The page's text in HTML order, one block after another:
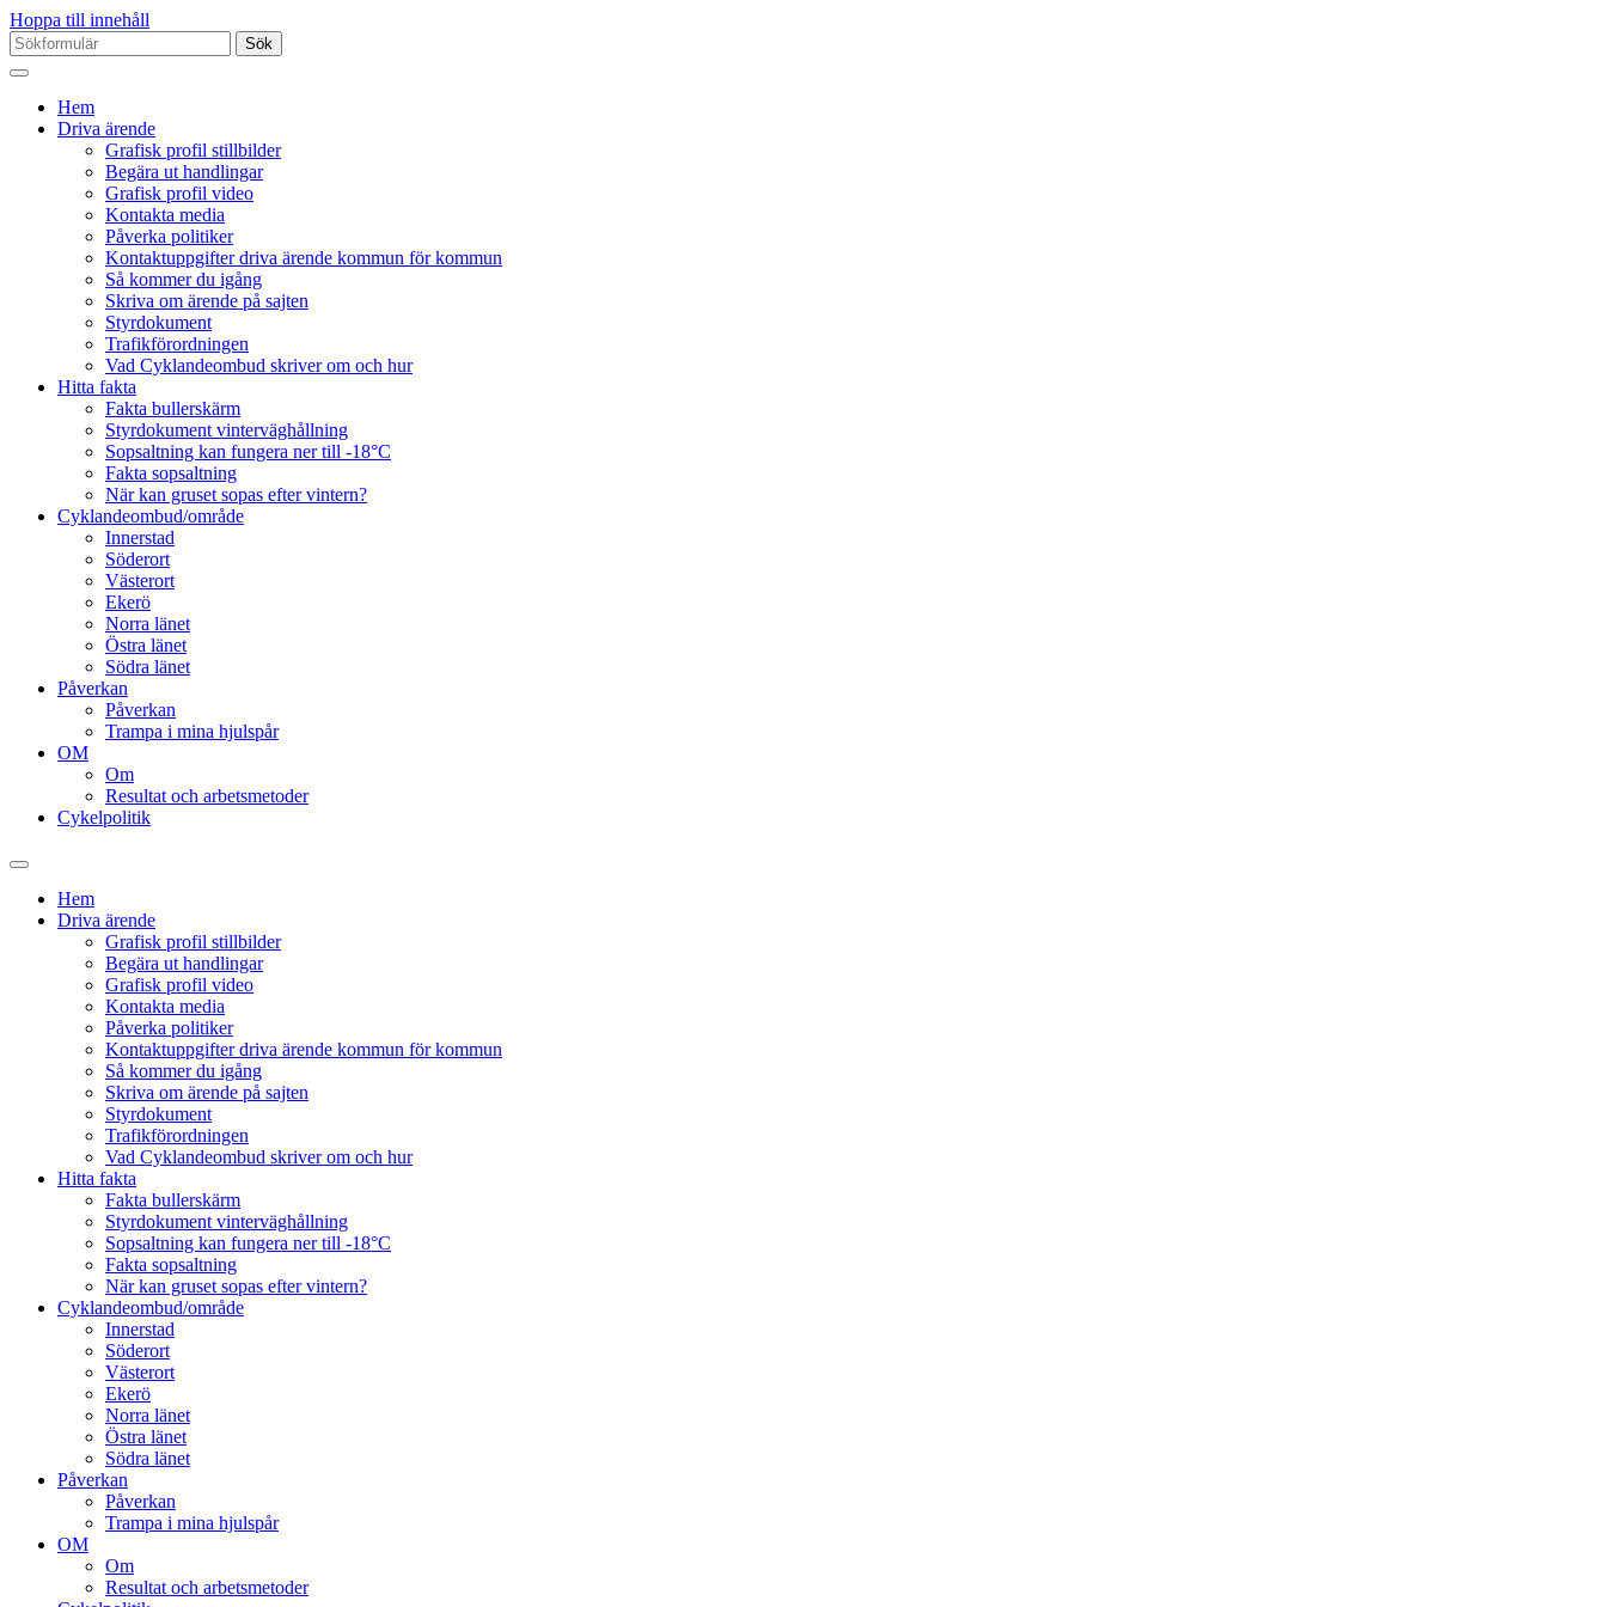
Hoppa till innehåll
Sök
efter:
Hem
Driva ärende
Grafisk profil stillbilder
Begära ut handlingar
Grafisk profil video
Kontakta media
Påverka politiker
Kontaktuppgifter driva ärende kommun för kommun
Så kommer du igång
Skriva om ärende på sajten
Styrdokument
Trafikförordningen
Vad Cyklandeombud skriver om och hur
Hitta fakta
Fakta bullerskärm
Styrdokument vinterväghållning
Sopsaltning kan fungera ner till -18°C
Fakta sopsaltning
När kan gruset sopas efter vintern?
Cyklandeombud/område
Innerstad
Söderort
Västerort
Ekerö
Norra länet
Östra länet
Södra länet
Påverkan
Påverkan
Trampa i mina hjulspår
OM
Om
Resultat och arbetsmetoder
Cykelpolitik
Slå
sökfältHem
Driva ärende
Grafisk profil stillbilder
Begära ut handlingar
Grafisk profil video
Kontakta media
Påverka politiker
Kontaktuppgifter driva ärende kommun för kommun
Så kommer du igång
Skriva om ärende på sajten
Styrdokument
Trafikförordningen
Vad Cyklandeombud skriver om och hur
Hitta fakta
Fakta bullerskärm
Styrdokument vinterväghållning
Sopsaltning kan fungera ner till -18°C
Fakta sopsaltning
När kan gruset sopas efter vintern?
Cyklandeombud/område
Innerstad
Söderort
Västerort
Ekerö
Norra länet
Östra länet
Södra länet
Påverkan
Påverkan
Trampa i mina hjulspår
OM
Om
Resultat och arbetsmetoder